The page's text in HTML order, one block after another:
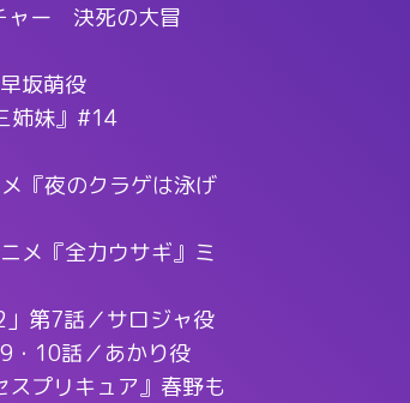
ャー 決死の大冒
坂萌役
姉妹』#14
『夜のクラゲは泳げ
メ『全力ウサギ』ミ
第7話／サロジャ役
・10話／あかり役
プリキュア』春野も